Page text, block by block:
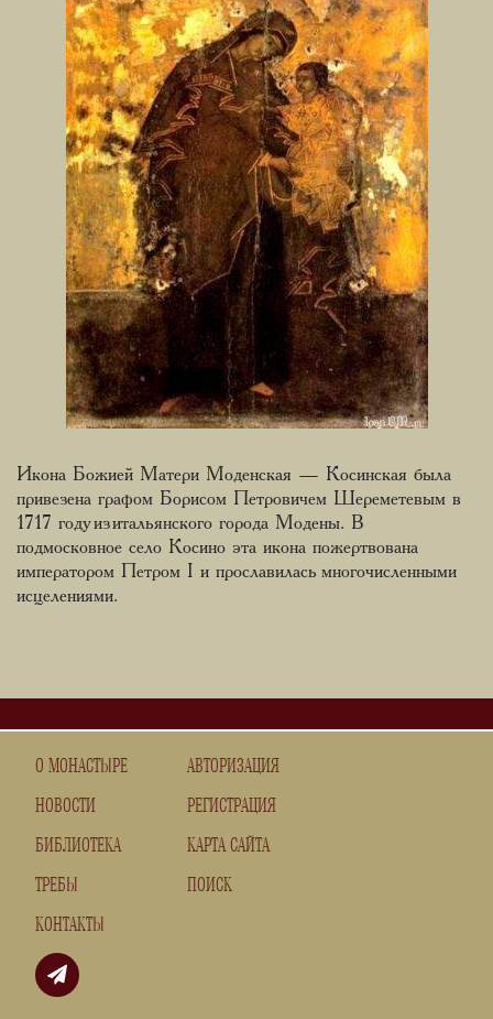
Икона Божией Матери Моденская — Косинская была
привезена графом Борисом Петровичем Шереметевым в
1717 году из итальянского города Модены. В
подмосковное село Косино эта икона пожертвована
императором Петром I и прославилась многочисленными
исцелениями.
О МОНАСТЫРЕ
НОВОСТИ
БИБЛИОТЕКА
ТРЕБЫ
КОНТАКТЫ
АВТОРИЗАЦИЯ
РЕГИСТРАЦИЯ
КАРТА САЙТА
ПОИСК